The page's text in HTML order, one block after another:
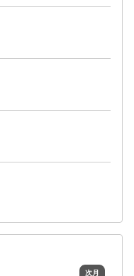
次月